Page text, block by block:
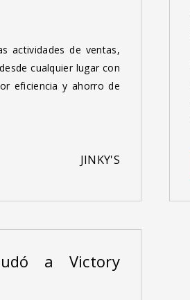
actividades de ventas,
cualquier lugar con
eficiencia y ahorro de
JINKY'S
a Victory